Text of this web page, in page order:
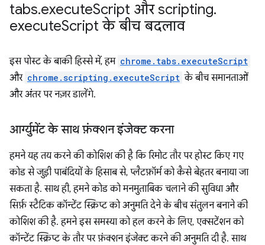
tabs.executeScript और scripting.
executeScript के बीच बदलाव
इस पोस्ट के बाकी हिस्से में, हम chrome.tabs.executeScript
और chrome.scripting.executeScript के बीच समानताओं
और अंतर पर नज़र डालेंगे.
आर्ग्युमेंट के साथ फ़ंक्शन इंजेक्ट करना
हमने यह तय करने की कोशिश की है कि रिमोट तौर पर होस्ट किए गए
कोड से जुड़ी पाबंदियों के हिसाब से, प्लैटफ़ॉर्म को कैसे बेहतर बनाया जा
सकता है. साथ ही, हमने कोड को मनमुताबिक चलाने की सुविधा और
सिर्फ़ स्टैटिक कॉन्टेंट स्क्रिप्ट को अनुमति देने के बीच संतुलन बनाने की
कोशिश की है. हमने इस समस्या को हल करने के लिए, एक्सटेंशन को
कॉन्टेंट स्क्रिप्ट के तौर पर फ़ंक्शन इंजेक्ट करने की अनुमति दी है. साथ